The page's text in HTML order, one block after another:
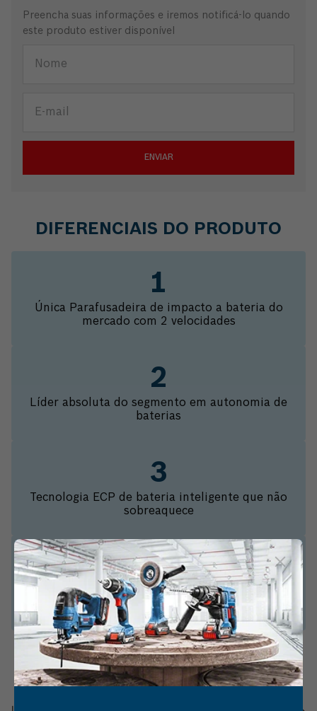
Possui exclusivo mandril 2 em 1: 1/4" hexagonal e 1/2"
quadrado. Ferramenta 100% compatível com baterias e
acompanha bateria.
Preencha suas informações e iremos notificá-lo quando
este produto estiver disponível
ENVIAR
DIFERENCIAIS DO PRODUTO
Única Parafusadeira de impacto a bateria do
mercado com 2 velocidades
Líder absoluta do segmento em autonomia de
baterias
Tecnologia ECP de bateria inteligente que não
sobreaquece
Luz LED para trabalhar em áreas menos
iluminadas